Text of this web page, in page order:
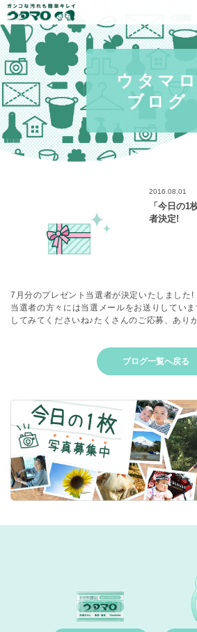
ウタマロ
ブログ
2016.08.01
「今日の1
者決定!
7月分のプレゼント当選者が決定いたしました!
当選者の方々には当選メールをお送りしてい
してみてくださいね♪たくさんのご応募、あり
ブログ一覧へ戻る